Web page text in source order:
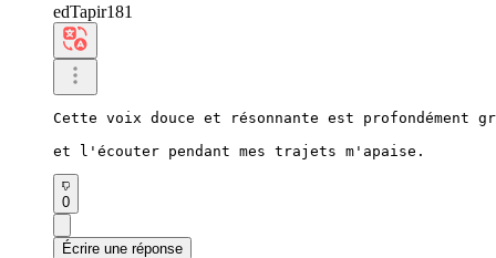
edTapir181
Cette voix douce et résonnante est profondément
et l'écouter pendant mes trajets m'apaise.
0
Écrire une réponse